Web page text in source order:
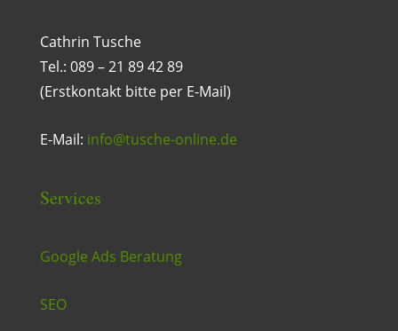
Cathrin Tusche
Tel.: 089 – 21 89 42 89
(Erstkontakt bitte per E-Mail)
E-Mail: info@tusche-online.de
Services
Google Ads Beratung
SEO